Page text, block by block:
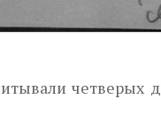
четверых